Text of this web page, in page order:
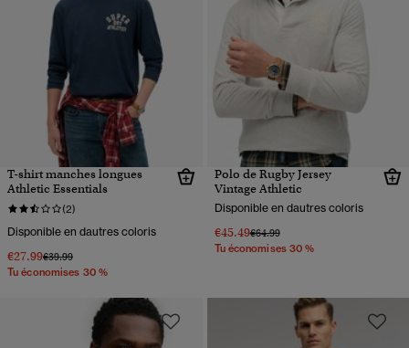
T-shirt manches longues
Athletic Essentials
(2)
Disponible en dautres coloris
€27.99Prix réduit de
€39.99à
Tu économises 30 %
Polo de Rugby Jersey
Vintage Athletic
Disponible en dautres coloris
€45.49Prix réduit de
€64.99à
Tu économises 30 %